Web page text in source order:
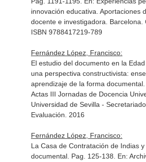
innovación educativa. Aportaciones
docente e investigadora .
ISBN 9788417219-789
Fernández López, Francisco:
El estudio del documento en la
una perspectiva constructivista:
aprendizaje de la forma documental.
Actas III Jornadas de Docencia
Universidad de Sevilla -
Evaluación. 2016
Fernández López, Francisco:
La Casa de Contratación de Indias
documental. Pag. 125-138. En: